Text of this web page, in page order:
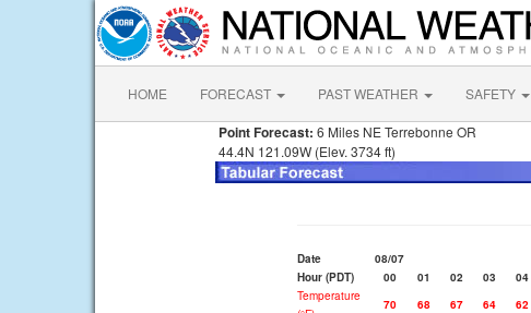
HOME FORECAST PAST WEATHER SAFETY
Point Forecast: 6 Miles NE Terrebonne OR
44.4N 121.09W (Elev. 3734 ft)
Date
08/07
Hour (PDT)
00 01 02 03 04
Temperature
70 68 67 64 62